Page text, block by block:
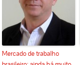
Mercado de trabalho